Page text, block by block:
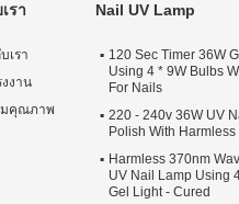
รา
เรา
งาน
คุณภาพ
Nail UV Lamp
120 Sec Timer 36W
Using 4 * 9W Bulbs
For Nails
220 - 240v 36W UV
Polish With
Harmless 370nm
UV Nail Lamp Using
Gel Light - Cured